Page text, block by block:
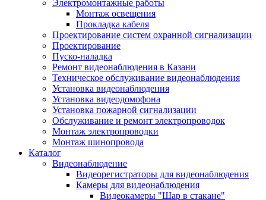
Электромонтажные работы
Монтаж освещения
Прокладка кабеля
Проектирование систем охранной сигнализации
Проектирование
Пуско-наладка
Ремонт видеонаблюдения в Казани
Техническое обслуживание видеонаблюдения
Установка видеонаблюдения
Установка видеодомофона
Установка пожарной сигнализации
Обслуживание и ремонт электропроводок
Монтаж электропроводки
Монтаж шинопровода
Каталог
Видеонаблюдение
Видеорегистраторы для видеонаблюдения
Камеры для видеонаблюдения
Видеокамеры "Шар в стакане"